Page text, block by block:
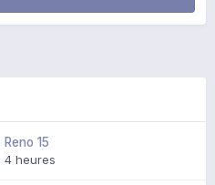
15
4 heures